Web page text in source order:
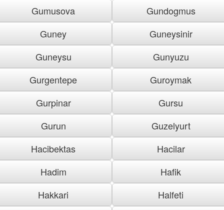
Gumusova
Gundogmus
Guney
Guneysinir
Guneysu
Gunyuzu
Gurgentepe
Guroymak
Gurpinar
Gursu
Gurun
Guzelyurt
Hacibektas
Hacilar
Hadim
Hafik
Hakkari
Halfeti